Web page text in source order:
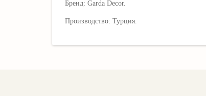
Бренд: Garda Decor.
Производство: Турция.